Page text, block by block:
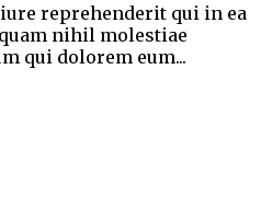
reprehenderit qui in ea
nihil molestiae
qui dolorem eum...